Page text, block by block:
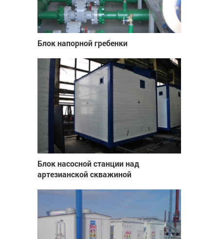
Блок напорной гребенки
Блок насосной станции над
артезианской скважиной